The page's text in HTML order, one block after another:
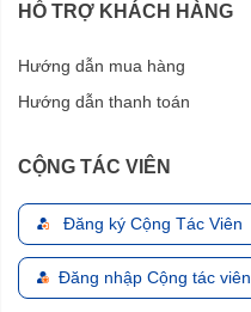
HỖ TRỢ KHÁCH HÀNG
Hướng dẫn mua hàng
Hướng dẫn thanh toán
CỘNG TÁC VIÊN
Đăng ký Cộng Tác Viên
Đăng nhập Cộng tác viên